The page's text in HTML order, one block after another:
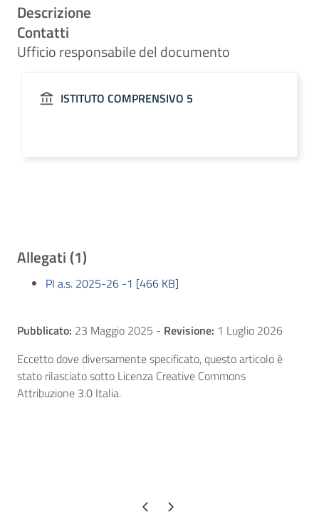
Descrizione
Contatti
Ufficio responsabile del documento
ISTITUTO COMPRENSIVO 5
Allegati (1)
PI a.s. 2025-26 -1 [466 KB]
Pubblicato: 23 Maggio 2025 - Revisione: 1 Luglio 2026
Eccetto dove diversamente specificato, questo articolo è
stato rilasciato sotto Licenza Creative Commons
Attribuzione 3.0 Italia.
Pagina precedente
Pagina successiva